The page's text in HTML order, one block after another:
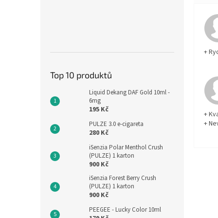
Top 10 produktů
Liquid Dekang DAF Gold 10ml -
6mg
195 Kč
PULZE 3.0 e-cigareta
280 Kč
iSenzia Polar Menthol Crush
(PULZE) 1 karton
900 Kč
iSenzia Forest Berry Crush
(PULZE) 1 karton
900 Kč
PEEGEE - Lucky Color 10ml
+
+
+